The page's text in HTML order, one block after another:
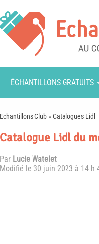
ÉCHANTILLONS GRATUITS
Echantillons Club »Catalogues Lidl
Catalogue Lidl du
Par Lucie Watelet
Modifié le 30 juin 2023 à 14 h